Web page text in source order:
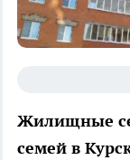
Жилищные
семей в